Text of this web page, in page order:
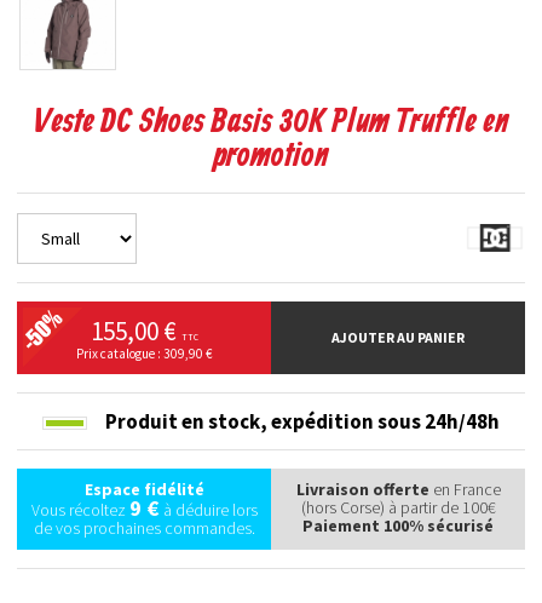
Veste DC Shoes Basis 30K Plum Truffle en
promotion
155,00 € TTC
Prix catalogue : 309,90 €
AJOUTER AU PANIER
Produit en stock,expédition sous 24h/48h
Espace fidélité
Vous récoltez 9 €à déduire lors
de vos prochaines commandes.
Livraison offerte en France
(hors Corse) à partir de 100€
Paiement 100% sécurisé